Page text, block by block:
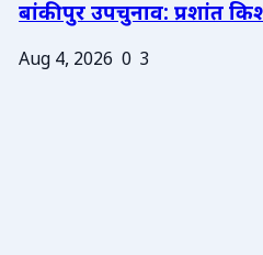
बांकीपुर उपचुनाव: प्रशांत
Aug 4, 2026 0 3